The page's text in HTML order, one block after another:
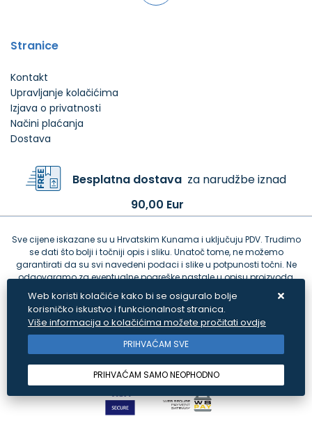
Stranice
Kontakt
Upravljanje kolačićima
Izjava o privatnosti
Načini plaćanja
Dostava
Besplatna dostavaza narudžbe iznad
90,00 Eur
Sve cijene iskazane su u Hrvatskim Kunama i uključuju PDV. Trudimo
se dati što bolji i točniji opis i sliku. Unatoč tome, ne možemo
garantirati da su svi navedeni podaci i slike u potpunosti točni. Ne
odgovaramo za eventualne pogreške nastale u opisu proizvoda,
greške prilikom štampanja te promjene cijena.
Web koristi kolačiće kako bi se osiguralo bolje
korisničko iskustvo i funkcionalnost stranica.
Više informacija o kolačićima možete pročitati ovdje
PRIHVAĆAM SVE
PRIHVAĆAM SAMO NEOPHODNO